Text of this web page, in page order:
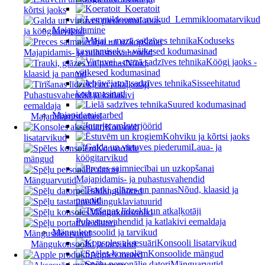
kõrtsi jaoks
Laua-
ja köögitarvikud
Majapidamis- ja puhastusvahendid
Nõud,
klaasid ja pannid
Puhastusvahendid ja katlakivi
eemaldaja
Majapidamistarbed
Konsooli
lisatarvikud
Konsoolide
mängud
Mänguarvutid
Mänguhiired
Mänguklaviatuurid
Mängukonsoolid
Mängusülearvutid
Mängukonsoolid ja tarvikud
Apple'i tooted
Koeratoit
Lemmikloomatarvikud
Majapidamine
Koduseks
kasutamiseks - väikesed kodumasinad
Köögi jaoks -
väikesed kodumasinad
Sisseehitatud
kodumasinad
Suured kodumasinad
Majapidamistarbed
Interjöörid
Kohviku ja kõrtsi jaoks
Laua- ja
köögitarvikud
Majapidamis- ja puhastusvahendid
Nõud, klaasid ja
pannid
Puhastusvahendid ja katlakivi eemaldaja
Mängukonsoolid ja tarvikud
Konsooli lisatarvikud
Konsoolide mängud